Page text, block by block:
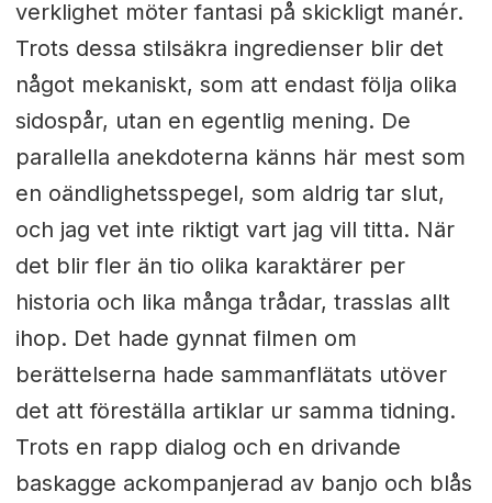
verklighet möter fantasi på skickligt manér.
Trots dessa stilsäkra ingredienser blir det
något mekaniskt, som att endast följa olika
sidospår, utan en egentlig mening. De
parallella anekdoterna känns här mest som
en oändlighetsspegel, som aldrig tar slut,
och jag vet inte riktigt vart jag vill titta. När
det blir fler än tio olika karaktärer per
historia och lika många trådar, trasslas allt
ihop. Det hade gynnat filmen om
berättelserna hade sammanflätats utöver
det att föreställa artiklar ur samma tidning.
Trots en rapp dialog och en drivande
baskagge ackompanjerad av banjo och blås